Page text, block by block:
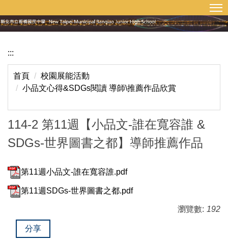
到
主
內
網站導覽
:::
首頁
校園展能活動
小品文心得&SDGs閱讀 導師\推薦作品欣賞
114-2 第11週【小品文-誰在寬容誰 &
SDGs-世界圖書之都】導師推薦作品
第11週小品文-誰在寬容誰.pdf
第11週SDGs-世界圖書之都.pdf
瀏覽數: 192
分享